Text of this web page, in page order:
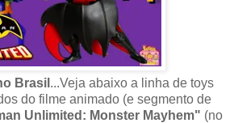
Brasil ...Veja abaixo a linha de toys
do filme animado (e segmento de
Unlimited: Monster Mayhem" (no